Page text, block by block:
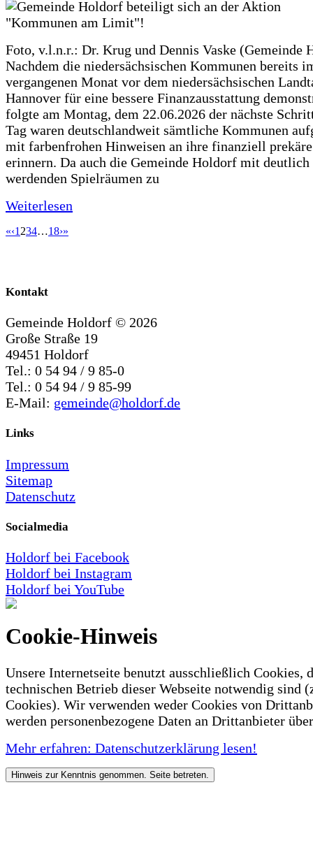
Foto, v.l.n.r.: Dr. Krug und Dennis Vaske (Gemeinde
Nachdem die niedersächsischen Kommunen bereits
vergangenen Monat vor dem niedersächsischen
Hannover für eine bessere Finanzausstattung
folgte am Montag, dem 22.06.2026 der nächste
Tag waren deutschlandweit sämtliche Kommunen
mit farbenfrohen Hinweisen an ihre finanziell
erinnern. Da auch die Gemeinde Holdorf mit deutlich
werdenden Spielräumen zu
Weiterlesen
«‹1 234…18›»
Kontakt
Gemeinde Holdorf © 2026
Große Straße 19
49451 Holdorf
Tel.: 0 54 94 / 9 85-0
Tel.: 0 54 94 / 9 85-99
E-Mail: gemeinde@holdorf.de
Links
Impressum
Sitemap
Datenschutz
Socialmedia
Holdorf bei Facebook
Holdorf bei Instagram
Holdorf bei YouTube
Cookie-Hinweis
Unsere Internetseite benutzt ausschließlich Cookies,
technischen Betrieb dieser Webseite notwendig sind
Cookies). Wir verwenden weder Cookies von
werden personenbezogene Daten an Drittanbieter
Mehr erfahren: Datenschutzerklärung lesen!
Hinweis zur Kenntnis genommen. Seite betreten.